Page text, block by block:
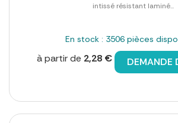
intissé résistant laminé...
En stock : 3506 pièces
à partir de 2,28 € DEMANDE